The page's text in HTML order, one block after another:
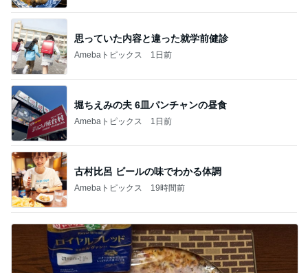
思っていた内容と違った就学前健診
Amebaトピックス 1日前
堀ちえみの夫 6皿パンチャンの昼食
Amebaトピックス 1日前
古村比呂 ビールの味でわかる体調
Amebaトピックス 19時間前